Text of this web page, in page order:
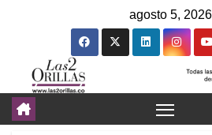
agosto 5, 2026